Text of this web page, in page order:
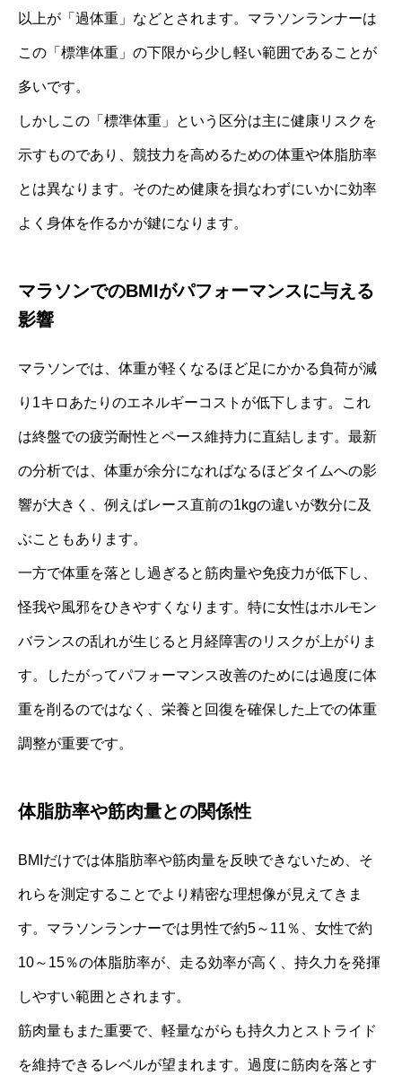
以上が「過体重」などとされます。マラソンランナーは
この「標準体重」の下限から少し軽い範囲であることが
多いです。
しかしこの「標準体重」という区分は主に健康リスクを
示すものであり、競技力を高めるための体重や体脂肪率
とは異なります。そのため健康を損なわずにいかに効率
よく身体を作るかが鍵になります。
マラソンでのBMIがパフォーマンスに与える
影響
マラソンでは、体重が軽くなるほど足にかかる負荷が減
り1キロあたりのエネルギーコストが低下します。これ
は終盤での疲労耐性とペース維持力に直結します。最新
の分析では、体重が余分になればなるほどタイムへの影
響が大きく、例えばレース直前の1kgの違いが数分に及
ぶこともあります。
一方で体重を落とし過ぎると筋肉量や免疫力が低下し、
怪我や風邪をひきやすくなります。特に女性はホルモン
バランスの乱れが生じると月経障害のリスクが上がりま
す。したがってパフォーマンス改善のためには過度に体
重を削るのではなく、栄養と回復を確保した上での体重
調整が重要です。
体脂肪率や筋肉量との関係性
BMIだけでは体脂肪率や筋肉量を反映できないため、そ
れらを測定することでより精密な理想像が見えてきま
す。マラソンランナーでは男性で約5～11％、女性で約
10～15％の体脂肪率が、走る効率が高く、持久力を発揮
しやすい範囲とされます。
筋肉量もまた重要で、軽量ながらも持久力とストライド
を維持できるレベルが望まれます。過度に筋肉を落とす